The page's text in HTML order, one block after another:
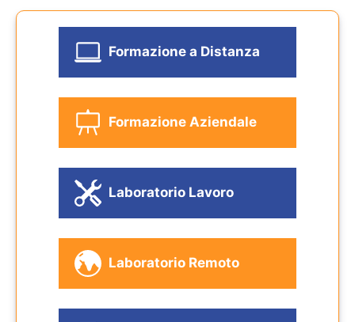
Formazione a Distanza
Formazione Aziendale
Laboratorio Lavoro
Laboratorio Remoto